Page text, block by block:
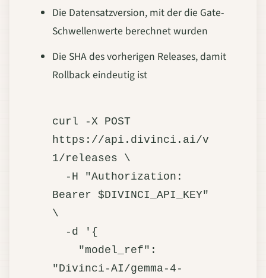
Die Datensatzversion, mit der die Gate-
Schwellenwerte berechnet wurden
Die SHA des vorherigen Releases, damit
Rollback eindeutig ist
curl -X POST
https://api.divinci.ai/v
1/releases \
Bearer $DIVINCI_API_KEY"
\
"Divinci-AI/gemma-4-